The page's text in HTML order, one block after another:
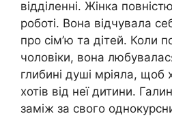
відділенні. Жінка
роботі. Вона відчувала
про сім’ю та дітей. Коли
чоловіки, вона
глибині душі мріяла, щоб
хотів від неї дитини.
заміж за свого